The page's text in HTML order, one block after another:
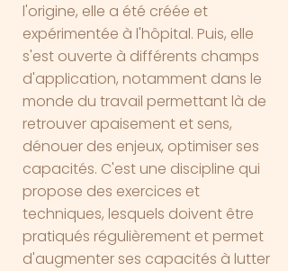
l'origine, elle a été créée et
expérimentée à l'hôpital. Puis, elle
s'est ouverte à différents champs
d'application, notamment dans le
monde du travail permettant là de
retrouver apaisement et sens,
dénouer des enjeux, optimiser ses
capacités. C'est une discipline qui
propose des exercices et
techniques, lesquels doivent être
pratiqués régulièrement et permet
d'augmenter ses capacités à lutter